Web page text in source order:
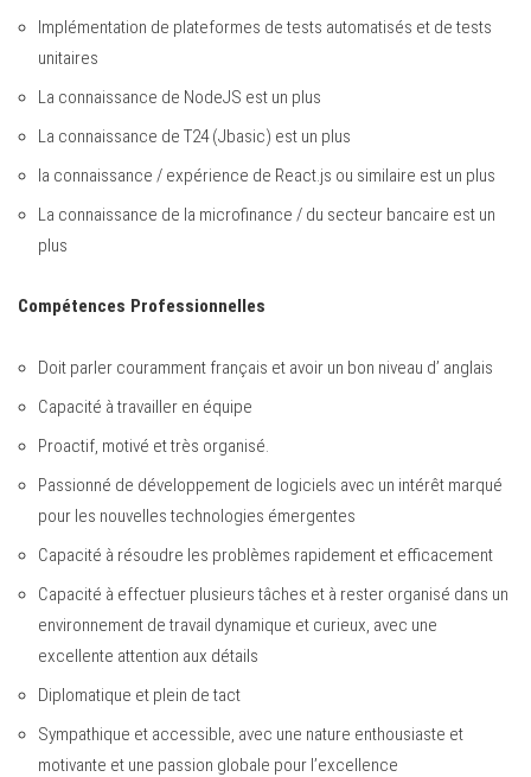
Implémentation de plateformes de tests automatisés et de tests
unitaires
La connaissance de NodeJS est un plus
La connaissance de T24 (Jbasic) est un plus
la connaissance / expérience de React.js ou similaire est un plus
La connaissance de la microfinance / du secteur bancaire est un
plus
Compétences Professionnelles
Doit parler couramment français et avoir un bon niveau d’ anglais
Capacité à travailler en équipe
Proactif, motivé et très organisé.
Passionné de développement de logiciels avec un intérêt marqué
pour les nouvelles technologies émergentes
Capacité à résoudre les problèmes rapidement et efficacement
Capacité à effectuer plusieurs tâches et à rester organisé dans un
environnement de travail dynamique et curieux, avec une
excellente attention aux détails
Diplomatique et plein de tact
Sympathique et accessible, avec une nature enthousiaste et
motivante et une passion globale pour l’excellence